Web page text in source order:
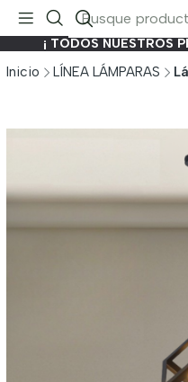
¡ TODOS NUESTROS
Inicio LÍNEA LÁMPARAS